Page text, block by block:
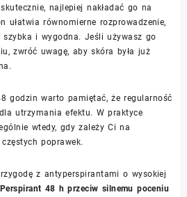
najlepiej nakładać go na
ułatwia równomierne rozprowadzenie,
i wygodna. Jeśli używasz go
zwróć uwagę, aby skóra była już
godzin warto pamiętać, że regularność
utrzymania efektu. W praktyce
wtedy, gdy zależy Ci na
poprawek.
z antyperspirantami o wysokiej
48 h przeciw silnemu poceniu